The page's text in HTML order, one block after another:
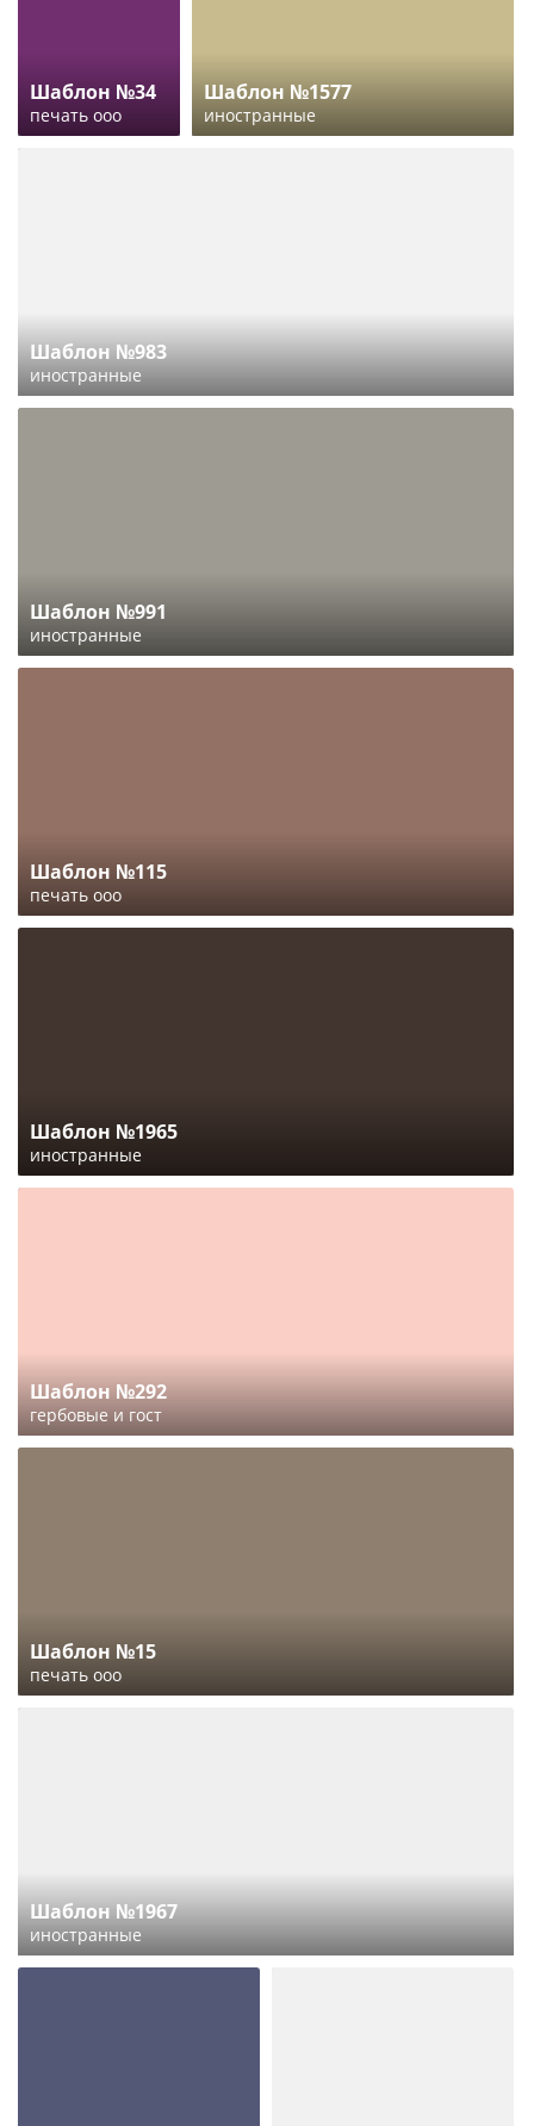
Шаблон №34
печать ооо
Шаблон №1577
иностранные
Шаблон №983
иностранные
Шаблон №991
иностранные
Шаблон №115
печать ооо
Шаблон №1965
иностранные
Шаблон №292
гербовые и гост
Шаблон №15
печать ооо
Шаблон №1967
иностранные